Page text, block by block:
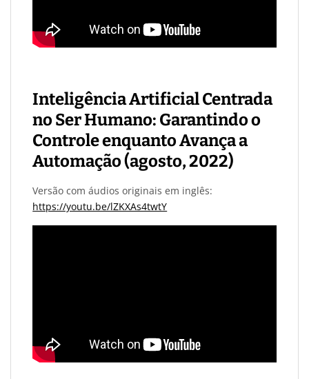
Inteligência Artificial Centrada
no Ser Humano: Garantindo o
Controle enquanto Avança a
Automação (agosto, 2022)
Versão com áudios originais em inglês:
https://youtu.be/lZKXAs4twtY